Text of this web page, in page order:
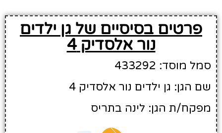
פרטים בסיסיים של גן ילדים
נור אלסדיק 4
סמל מוסד: 433292
שם הגן: גן ילדים נור אלסדיק 4
מפקח/ת הגן: לינה בתריס